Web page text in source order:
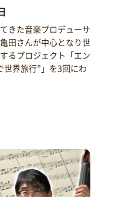
きた音楽プロデューサ
田さんが中心となり世
るプロジェクト「エン
界旅行”」を3回にわ